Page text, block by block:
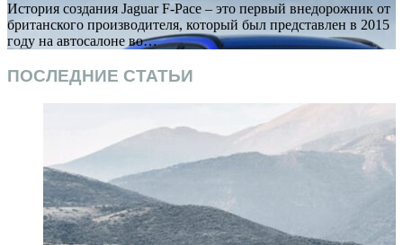
История создания Jaguar F-Pace – это первый внедорожник от
британского производителя, который был представлен в 2015
году на автосалоне во…
ПОСЛЕДНИЕ СТАТЬИ